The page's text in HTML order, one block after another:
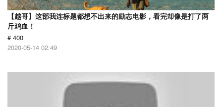
【越哥】这部我连标题都想不出来的励志电影，看完却像是打了两
斤鸡血！
# 400
2020-05-14 02:49